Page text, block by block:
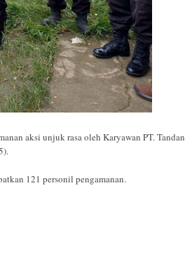
aksi unjuk rasa oleh Karyawan PT. Tandan
121 personil pengamanan.